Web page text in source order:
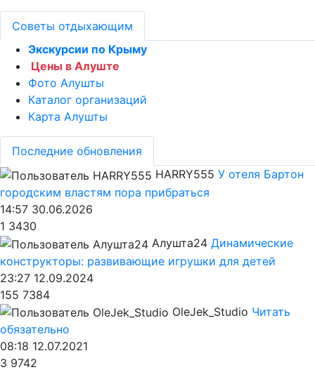
Советы отдыхающим
Экскурсии по Крыму
Цены в Алуште
Фото Алушты
Каталог организаций
Карта Алушты
Последние обновления
HARRY555 У отеля Бартон
городским властям пора прибраться
14:57 30.06.2026
1 3430
Алушта24 Динамические
конструкторы: развивающие игрушки для детей
23:27 12.09.2024
155 7384
OleJek_Studio Читать
обязательно
08:18 12.07.2021
3 9742